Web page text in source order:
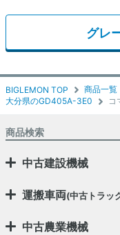
BIGLEMON TOP 商品一覧
大分県のGD405A-3E0
コ
グレ
商品検索
中古建設機械
運搬車両(中古トラッ
中古農業機械